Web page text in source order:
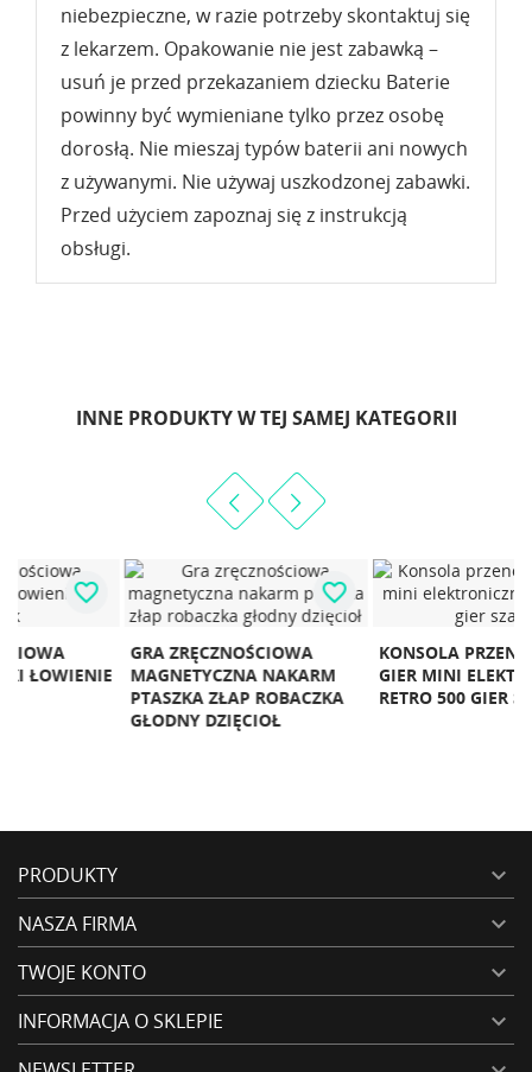
niebezpieczne, w razie potrzeby skontaktuj się
z lekarzem. Opakowanie nie jest zabawką –
usuń je przed przekazaniem dziecku Baterie
powinny być wymieniane tylko przez osobę
dorosłą. Nie mieszaj typów baterii ani nowych
z używanymi. Nie używaj uszkodzonej zabawki.
Przed użyciem zapoznaj się z instrukcją
obsługi.
INNE PRODUKTY W TEJ SAMEJ KATEGORII
GRA ZRĘCZNOŚCIOWA
MAGNETYCZNA NAKARM
PTASZKA ZŁAP ROBACZKA
GŁODNY DZIĘCIOŁ
favorite_border
KONSOLA PRZENOŚNA DO
GIER MINI ELEKTRONICZNA
RETRO 500 GIER SZARA
favorite_border
PRODUKTY 
NASZA FIRMA 
TWOJE KONTO 
INFORMACJA O SKLEPIE 